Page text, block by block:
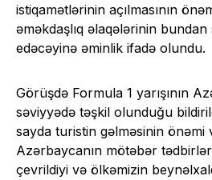
istiqamətlərinin açılmasının
əməkdaşlıq əlaqələrinin
edəcəyinə əminlik ifadə olundu.
Görüşdə Formula 1 yarışının
səviyyədə təşkil olunduğu
sayda turistin gəlməsinin önəmi
Azərbaycanın mötəbər
çevrildiyi və ölkəmizin